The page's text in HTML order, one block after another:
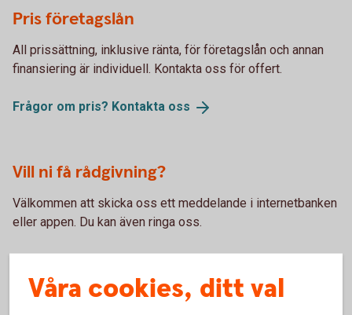
Pris företagslån
All prissättning, inklusive ränta, för företagslån och annan
finansiering är individuell. Kontakta oss för offert.
Frågor om pris? Kontakta oss
Vill ni få rådgivning?
Välkommen att skicka oss ett meddelande i internetbanken
eller appen. Du kan även ringa oss.
Våra cookies, ditt val